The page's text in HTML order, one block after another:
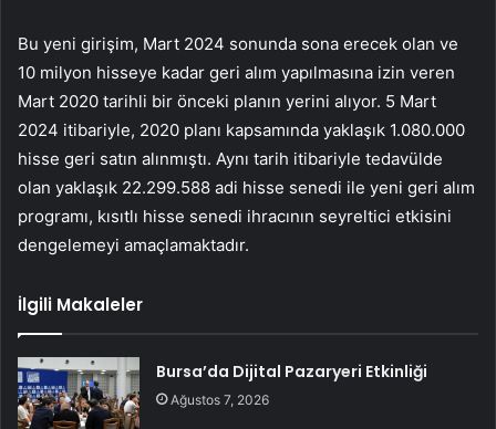
Bu yeni girişim, Mart 2024 sonunda sona erecek olan ve
10 milyon hisseye kadar geri alım yapılmasına izin veren
Mart 2020 tarihli bir önceki planın yerini alıyor. 5 Mart
2024 itibariyle, 2020 planı kapsamında yaklaşık 1.080.000
hisse geri satın alınmıştı. Aynı tarih itibariyle tedavülde
olan yaklaşık 22.299.588 adi hisse senedi ile yeni geri alım
programı, kısıtlı hisse senedi ihracının seyreltici etkisini
dengelemeyi amaçlamaktadır.
İlgili Makaleler
Bursa’da Dijital Pazaryeri Etkinliği
Ağustos 7, 2026